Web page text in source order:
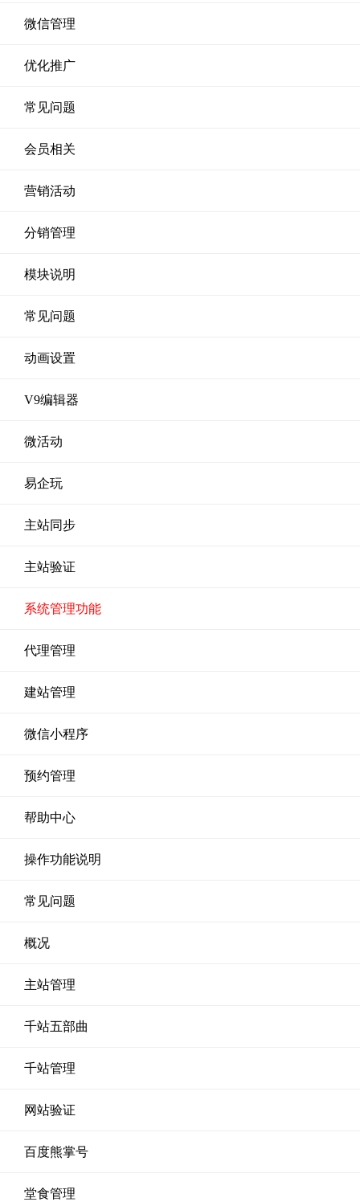
微信管理
优化推广
常见问题
会员相关
营销活动
分销管理
模块说明
常见问题
动画设置
V9编辑器
微活动
易企玩
主站同步
主站验证
系统管理功能
代理管理
建站管理
微信小程序
预约管理
帮助中心
操作功能说明
常见问题
概况
主站管理
千站五部曲
千站管理
网站验证
百度熊掌号
堂食管理